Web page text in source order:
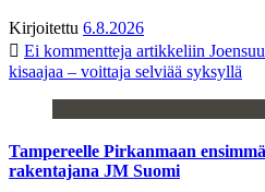
Kirjoitettu 6.8.2026
Ei kommentteja artikkeliin
kisaajaa – voittaja selviää syksyllä
Tampereelle Pirkanmaan
rakentajana JM Suomi